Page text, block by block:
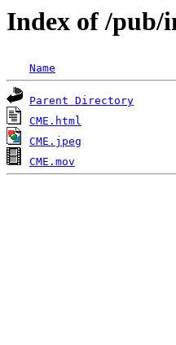
Index of /pub/
Name
Parent Directory
CME.html
CME.jpeg
CME.mov